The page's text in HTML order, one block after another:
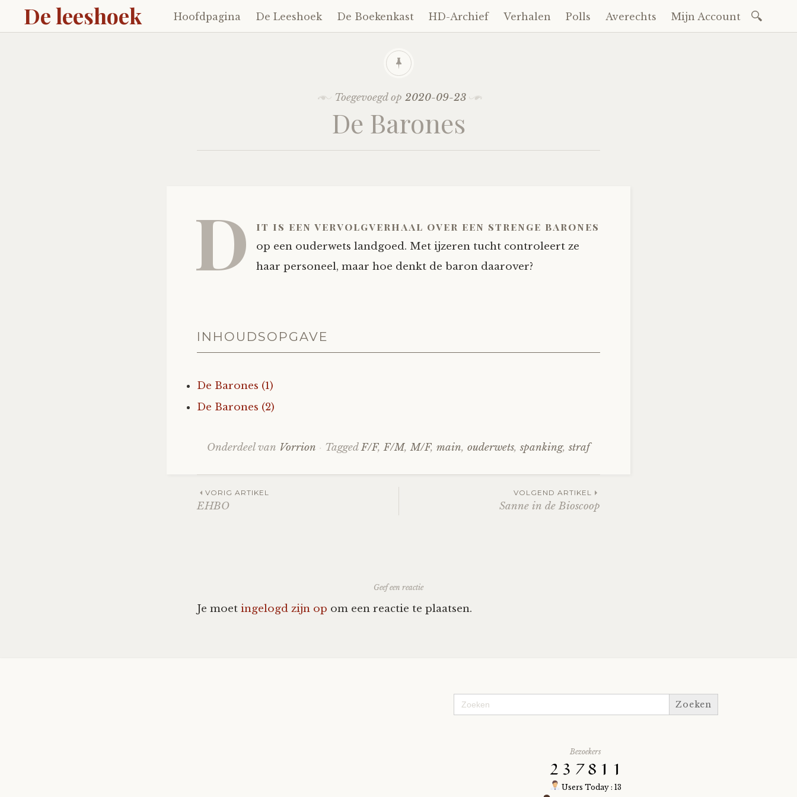
De leeshoek
Skip
to
Hoofdpagina De Leeshoek De Boekenkast HD-Archief Verhalen Polls Averechts Mijn Account
Toegevoegd op2020-09-23
De Barones
D it is een vervolgverhaal over een strenge barones
op een ouderwets landgoed. Met ijzeren tucht controleert ze
haar personeel, maar hoe denkt de baron daarover?
INHOUDSOPGAVE
De Barones (1)
De Barones (2)
Onderdeel van Vorrion TaggedF/F,F/M,M/F, main, ouderwets, spanking, straf
Post
VORIG ARTIKEL
EHBO
VOLGEND ARTIKEL
Sanne in de Bioscoop
Geef een reactie
Je moet ingelogd zijn op om een reactie te plaatsen.
Zoek
naar:
Bezoekers
Users Today : 13